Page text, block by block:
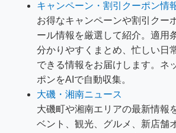
キャンペーン・割引クーポン情
お得なキャンペーンや割引クー
ール情報を厳選して紹介。適用
分かりやすくまとめ、忙しい日
できる情報をお届けします。ネ
ポンをAIで自動収集。
大磯・湘南ニュース
大磯町や湘南エリアの最新情報
ベント、観光、グルメ、新店舗